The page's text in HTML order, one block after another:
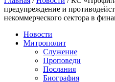
предупреждение и
некоммерческого сектора в
Новости
Митрополит
Служение
Проповеди
Послания
Биография